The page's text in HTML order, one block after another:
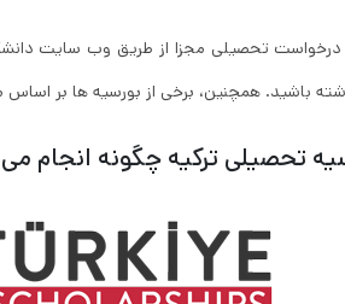
تحصیلی مجزا از طریق وب‌ سایت
باشید. همچنین، برخی از بورسیه‌ ها بر
تحصیلی ترکیه چگونه انجام می